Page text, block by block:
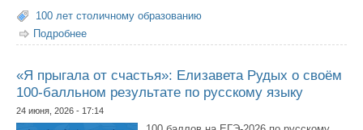
100 лет столичному образованию
Подробнее
«Я прыгала от счастья»: Елизавета Рудых о своём
100-балльном результате по русскому языку
24 июня, 2026 - 17:14